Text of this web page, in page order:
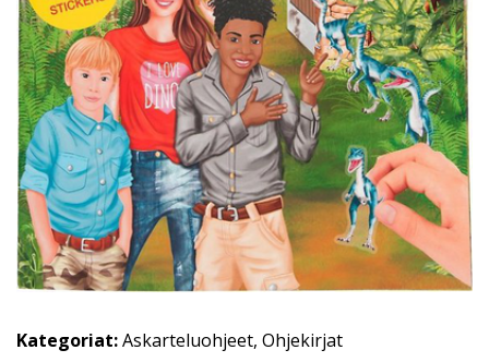
Kategoriat:Askarteluohjeet, Ohjekirjat